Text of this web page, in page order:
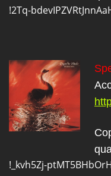
!2Tq-
!_kvh5Zj-